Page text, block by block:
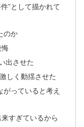
”として描かれて
のか
悔
出させた
しく動揺させた
っていると考え
すぎているから